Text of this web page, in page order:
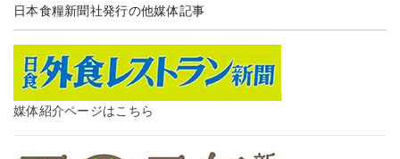
日本食糧新聞社発行の他媒体記事
媒体紹介ページはこちら